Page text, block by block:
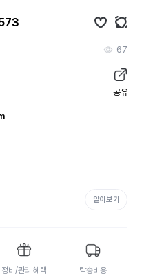
67
공유
알아보기
정비/관리 혜택 탁송비용